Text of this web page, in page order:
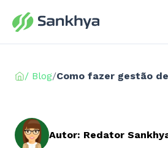
/ Blog/
Autor: Redator